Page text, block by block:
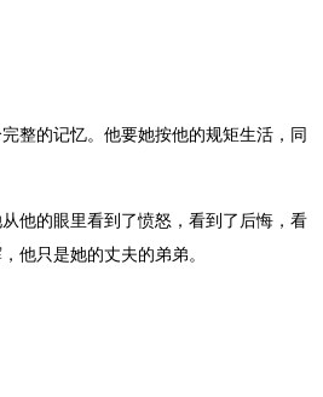
整的记忆。他要她按他的规矩生活，同
他的眼里看到了愤怒，看到了后悔，看
他只是她的丈夫的弟弟。